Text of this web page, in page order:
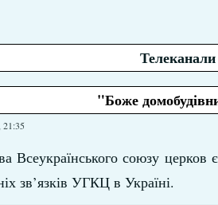
Телеканали
"Боже
21:35
Всеукраїнського союзу церков
зв’язків УГКЦ в Україні.